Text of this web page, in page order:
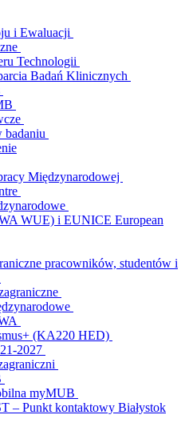
i Ewaluacji
Technologii
Badań Klinicznych
badaniu
Międzynarodowej
WUE) i EUNICE European
pracowników, studentów i
(KA220 HED)
2027
myMUB
– Punkt kontaktowy Białystok